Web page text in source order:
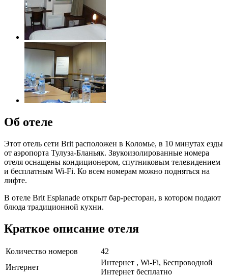
Об отеле
Этот отель сети Brit расположен в Коломье, в 10 минутах езды
от аэропорта Тулуза-Бланьяк. Звукоизолированные номера
отеля оснащены кондиционером, спутниковым телевидением
и бесплатным Wi-Fi. Ко всем номерам можно подняться на
лифте.
В отеле Brit Esplanade открыт бар-ресторан, в котором подают
блюда традиционной кухни.
Краткое описание отеля
Количество номеров
42
Интернет
Интернет , Wi-Fi, Беспроводной
Интернет бесплатно